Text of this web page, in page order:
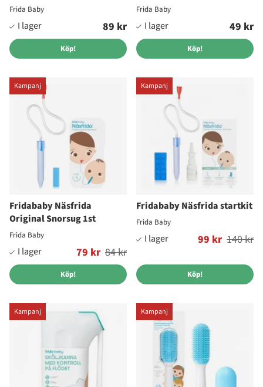
Frida Baby
89 kr
Köp!
Frida Baby
49 kr
Köp!
Kampanj
Fridababy Näsfrida
Original Snorsug 1st
Frida Baby
79 kr
Ordinarie pris: 84 kr
Köp!
Kampanj
Fridababy Näsfrida startkit
Frida Baby
99 kr
Ordinarie pris: 140 kr
Köp!
Kampanj Kampanj